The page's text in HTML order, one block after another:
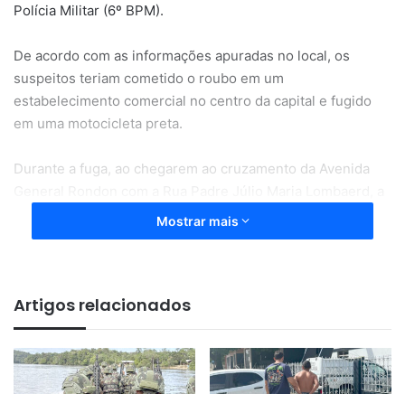
Polícia Militar (6º BPM).
De acordo com as informações apuradas no local, os
suspeitos teriam cometido o roubo em um
estabelecimento comercial no centro da capital e fugido
em uma motocicleta preta.
Durante a fuga, ao chegarem ao cruzamento da Avenida
motocicleta em que estavam foi atingida por uma picape.
Com o impacto, os suspeitos caíram. Na mochila que
Mesmo após o acidente, o homem e a mulher
abandonaram a motocicleta e tentaram escapar correndo
por ruas da região.
Mostrar mais
Artigos relacionados